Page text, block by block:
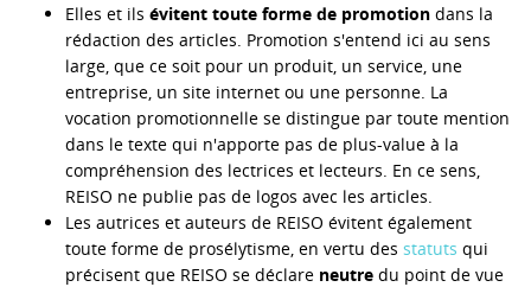
Elles et ils évitent toute forme de promotion dans la
rédaction des articles. Promotion s'entend ici au sens
large, que ce soit pour un produit, un service, une
entreprise, un site internet ou une personne. La
vocation promotionnelle se distingue par toute mention
dans le texte qui n'apporte pas de plus-value à la
compréhension des lectrices et lecteurs. En ce sens,
REISO ne publie pas de logos avec les articles.
Les autrices et auteurs de REISO évitent également
toute forme de prosélytisme, en vertu des statuts qui
précisent que REISO se déclare neutre du point de vue